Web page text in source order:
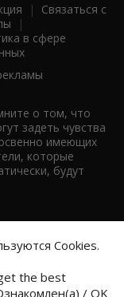
| Связаться с
|
в сфере
о том, что
задеть чувства
имеющих
которые
будут
Cookies.
the best
/ OK